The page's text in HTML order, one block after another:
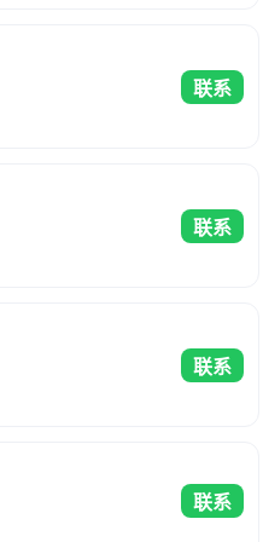
联系
联系
联系
联系